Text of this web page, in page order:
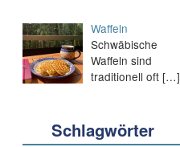
Waffeln
Schwäbische
Waffeln sind
traditionell oft[…]
Schlagwörter